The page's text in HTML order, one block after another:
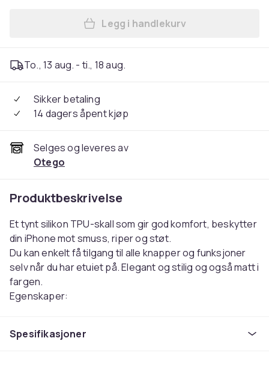
Legg iPhone 14 - Matt
Legg i handlekurv
To., 13 aug. - ti., 18 aug.
Sikker betaling
14 dagers åpent kjøp
Selges og leveres av
Otego
Produktbeskrivelse
Et tynt silikon TPU-skall som gir god komfort, beskytter
din iPhone mot smuss, riper og støt.
Du kan enkelt få tilgang til alle knapper og funksjoner
selv når du har etuiet på. Elegant og stilig og også matt i
fargen.
Egenskaper:
- Anti fingeravtrykk
Spesifikasjoner